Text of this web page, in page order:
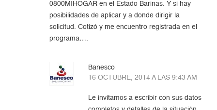
0800MIHOGAR en el Estado Barinas. Y si hay
posibilidades de aplicar y a donde dirigir la
solicitud. Cotizó y me encuentro registrada en el
programa….
Banesco
16 OCTUBRE, 2014 A LAS 9:43 AM
Le invitamos a escribir con sus datos